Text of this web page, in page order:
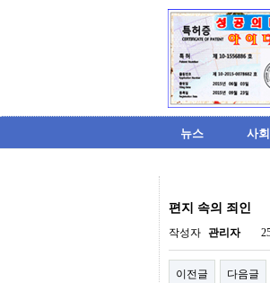
뉴스 사회
탑-
시
리
스
편지 속의 죄인
작성자 관리자
이전글 다음글